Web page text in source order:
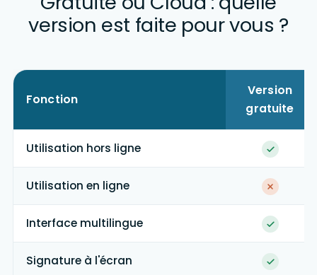
version est faite pour vous ?
Fonction
Version
gratuite
Utilisation hors ligne
Utilisation en ligne
Interface multilingue
Signature à l'écran